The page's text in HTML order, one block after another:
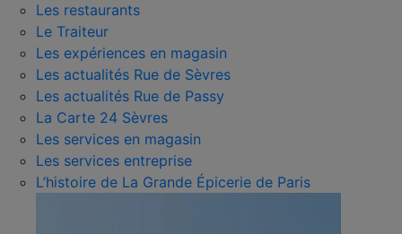
Les restaurants
Le Traiteur
Les expériences en magasin
Les actualités Rue de Sèvres
Les actualités Rue de Passy
La Carte 24 Sèvres
Les services en magasin
Les services entreprise
L’histoire de La Grande Épicerie de Paris